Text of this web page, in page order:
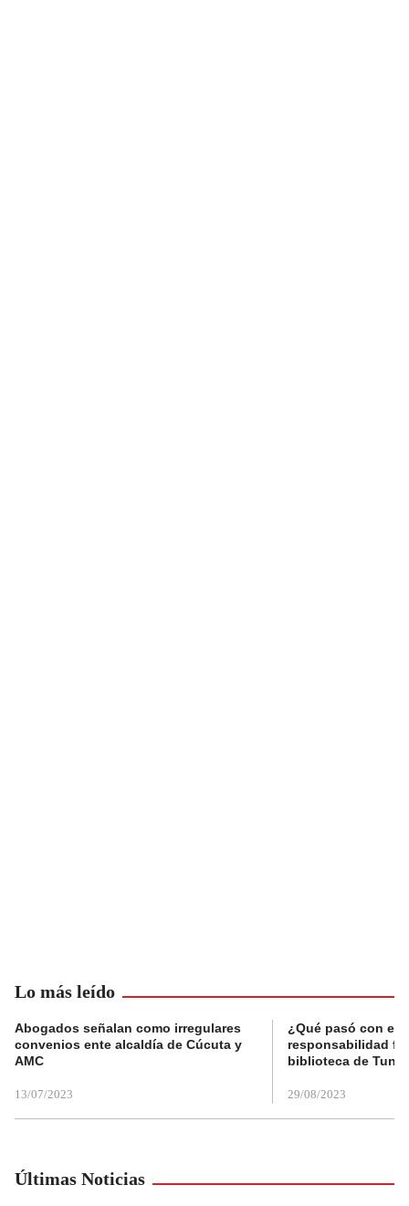
Lo más leído
Abogados señalan como irregulares
convenios ente alcaldía de Cúcuta y
AMC
13/07/2023
¿Qué pasó con el
responsabilidad
biblioteca de
29/08/2023
Últimas Noticias